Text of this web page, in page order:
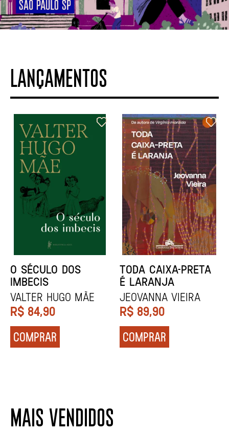
LANÇAMENTOS
NÓDOA
Calila da Mercê
R$ 79,90
COMPRAR
NARRAR HISTÓRIAS
John Berger
R$ 84,90
COMPRAR
MAIS VENDIDOS